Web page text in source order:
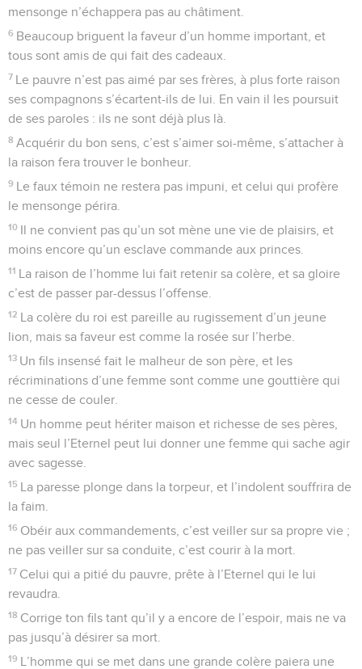
mensonge n’échappera pas au châtiment.
6 Beaucoup briguent la faveur d’un homme important, et
tous sont amis de qui fait des cadeaux.
7 Le pauvre n’est pas aimé par ses frères, à plus forte raison
ses compagnons s’écartent-ils de lui. En vain il les poursuit
de ses paroles : ils ne sont déjà plus là.
8 Acquérir du bon sens, c’est s’aimer soi-même, s’attacher à
la raison fera trouver le bonheur.
9 Le faux témoin ne restera pas impuni, et celui qui profère
le mensonge périra.
10 Il ne convient pas qu’un sot mène une vie de plaisirs, et
moins encore qu’un esclave commande aux princes.
11 La raison de l’homme lui fait retenir sa colère, et sa gloire
c’est de passer par-dessus l’offense.
12 La colère du roi est pareille au rugissement d’un jeune
lion, mais sa faveur est comme la rosée sur l’herbe.
13 Un fils insensé fait le malheur de son père, et les
récriminations d’une femme sont comme une gouttière qui
ne cesse de couler.
14 Un homme peut hériter maison et richesse de ses pères,
mais seul l’Eternel peut lui donner une femme qui sache agir
avec sagesse.
15 La paresse plonge dans la torpeur, et l’indolent souffrira de
la faim.
16 Obéir aux commandements, c’est veiller sur sa propre vie ;
ne pas veiller sur sa conduite, c’est courir à la mort.
17 Celui qui a pitié du pauvre, prête à l’Eternel qui le lui
revaudra.
18 Corrige ton fils tant qu’il y a encore de l’espoir, mais ne va
pas jusqu’à désirer sa mort.
19 L’homme qui se met dans une grande colère paiera une